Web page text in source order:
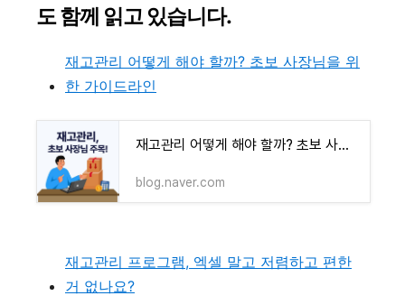
도 함께 읽고 있습니다.
재고관리 어떻게 해야 할까? 초보 사장님을 위
한 가이드라인
재고관리 어떻게 해야 할까? 초보 사장님을 위한 가이드라인
blog.naver.com
재고관리 프로그램, 엑셀 말고 저렴하고 편한
거 없나요?